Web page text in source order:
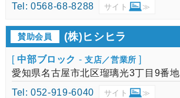
Tel: 0568-68-8288
サイト ≫
賛助会員 (株)ヒシヒラ
[中部ブロック - 支店／営業所 ]
愛知県名古屋市北区瑠璃光3丁目9番地
Tel: 052-919-6040
サイト ≫